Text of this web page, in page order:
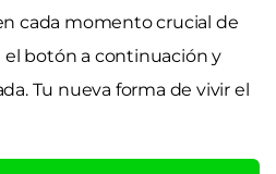
cada momento crucial de
el botón a continuación y
Tu nueva forma de vivir el